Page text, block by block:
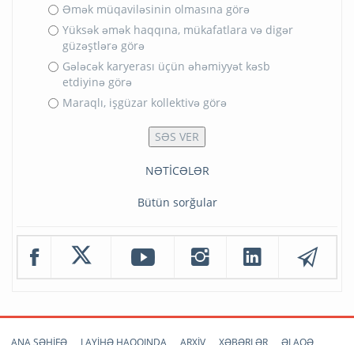
Əmək müqaviləsinin olmasına görə
Yüksək əmək haqqına, mükafatlara və digər
güzəştlərə görə
Gələcək karyerası üçün əhəmiyyət kəsb
etdiyinə görə
Maraqlı, işgüzar kollektivə görə
NƏTİCƏLƏR
Bütün sorğular
ANA SƏHİFƏ LAYİHƏ HAQQINDA ARXİV XƏBƏRLƏR ƏLAQƏ